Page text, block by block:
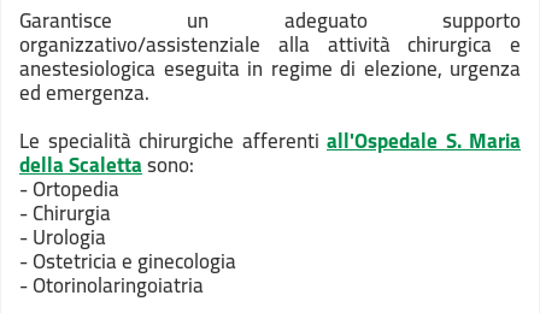
Garantisce un adeguato supporto
organizzativo/assistenziale alla attività chirurgica e
anestesiologica eseguita in regime di elezione, urgenza
ed emergenza.
Le specialità chirurgiche afferenti all'Ospedale S. Maria
della Scalettasono:
- Ortopedia
- Chirurgia
- Urologia
- Ostetricia e ginecologia
- Otorinolaringoiatria